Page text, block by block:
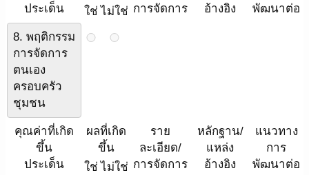
ประเด็น
การจัดการ
อ้างอิง
พัฒนาต่อ
ใช่ ไม่ใช่
8. พฤติกรรม
การจัดการ
ตนเอง
ครอบครัว
ชุมชน
คุณค่าที่เกิด
ขึ้น
ประเด็น
ผลที่เกิด
ขึ้น
ราย
ละเอียด/
การจัดการ
หลักฐาน/
แหล่ง
อ้างอิง
แนวทาง
การ
พัฒนาต่อ
ใช่ ไม่ใช่